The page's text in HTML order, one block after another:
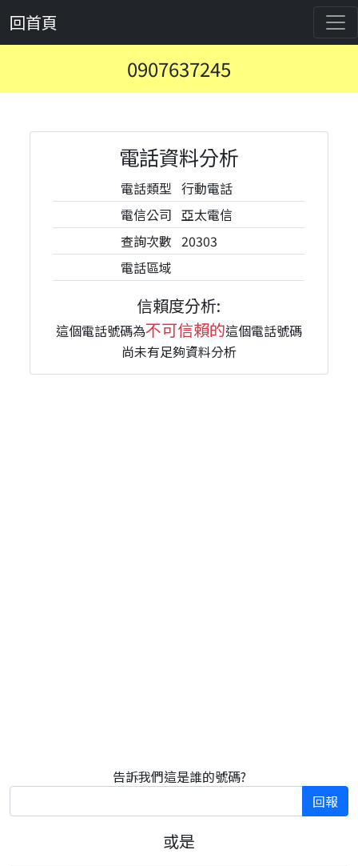
回首頁
0907637245
電話資料分析
電話類型 行動電話
電信公司 亞太電信
查詢次數 20303
電話區域
信賴度分析:
這個電話號碼為不可信賴的這個電話號碼
尚未有足夠資料分析
告訴我們這是誰的號碼?
回報
或是